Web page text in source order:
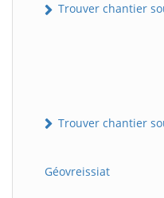
Trouver chantier
Trouver chantier
Géovreissiat